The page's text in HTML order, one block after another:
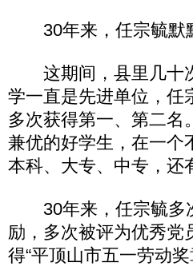
30年来，任宗毓默
这期间，县里几十次
学一直是先进单位，任
多次获得第一、第二名
兼优的好学生，在一个
本科、大专、中专，还
30年来，任宗毓多
励，多次被评为优秀党
得“平顶山市五一劳动奖